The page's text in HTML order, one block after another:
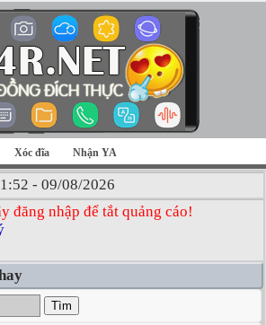
Xóc đĩa Nhận YA
- 09/08/2026
đăng nhập để tắt quảng cáo!
Tìm